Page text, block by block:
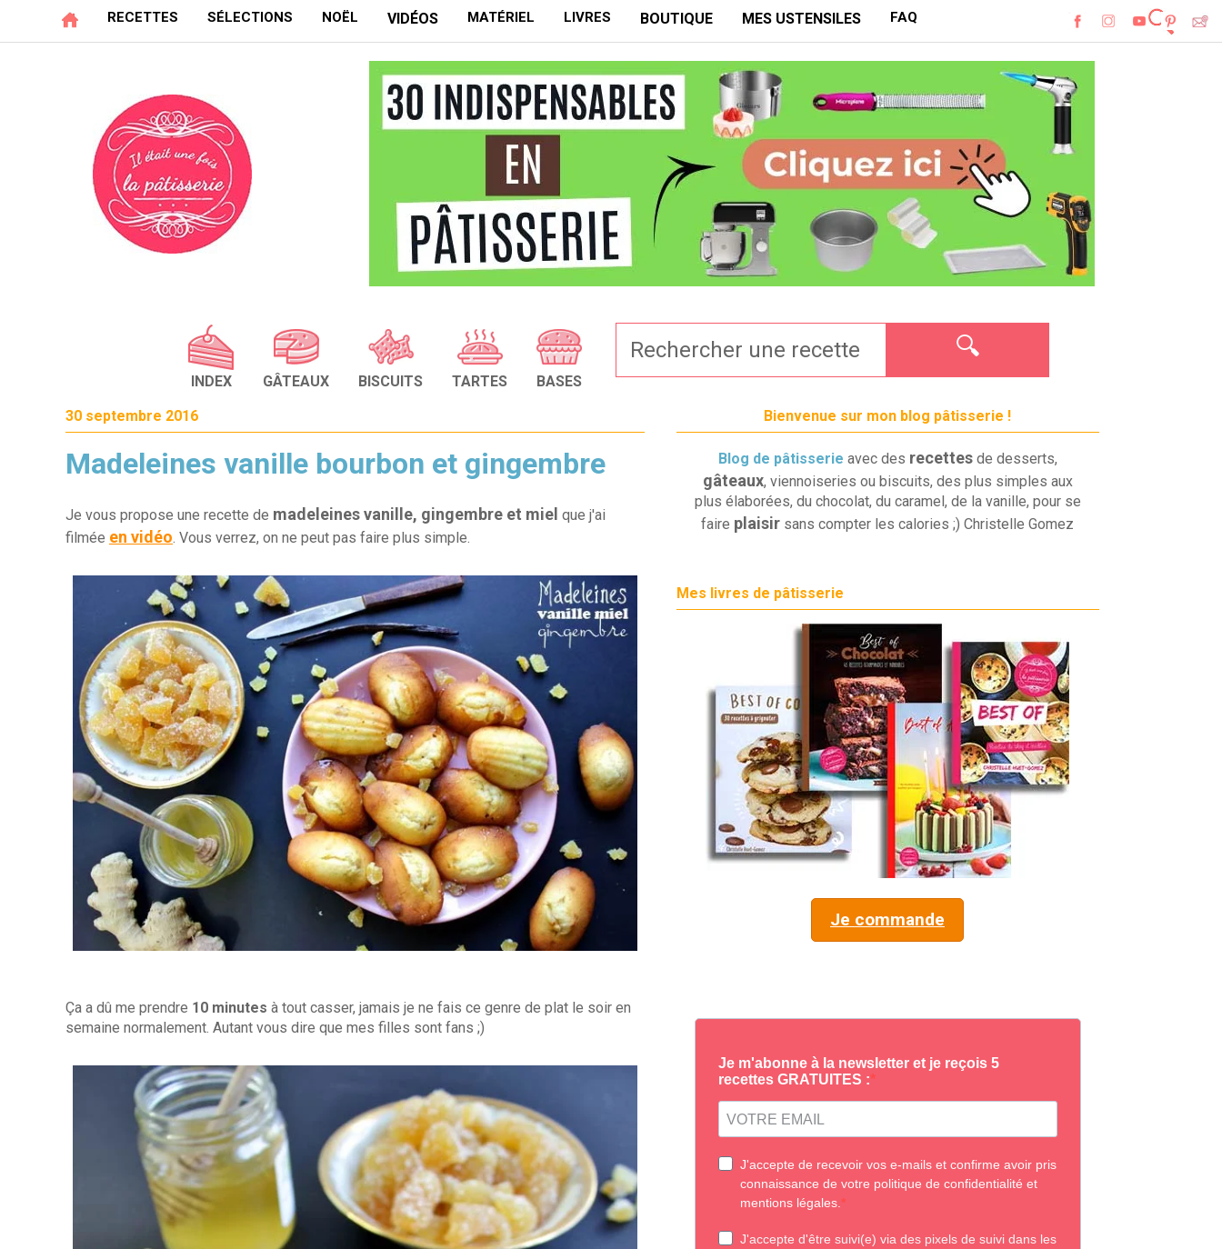
RECETTES SÉLECTIONS NOËL VIDÉOS MATÉRIEL LIVRES BOUTIQUE MES USTENSILES FAQ
INDEX GÂTEAUX BISCUITS TARTES BASES
🔍
30 septembre 2016
Madeleines vanille bourbon et gingembre
Je vous propose une recette de madeleines vanille, gingembre et miel que j'ai
filmée en vidéo. Vous verrez, on ne peut pas faire plus simple.
Ça a dû me prendre 10 minutes à tout casser, jamais je ne fais ce genre de plat le soir en
semaine normalement. Autant vous dire que mes filles sont fans ;)
Bienvenue sur mon blog pâtisserie !
Blog de pâtisserie avec des recettes de desserts,
gâteaux, viennoiseries ou biscuits, des plus simples aux
plus élaborées, du chocolat, du caramel, de la vanille, pour se
faire plaisir sans compter les calories ;) Christelle Gomez
Mes livres de pâtisserie
Je commande